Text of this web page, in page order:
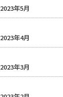
2023年5月
2023年4月
2023年3月